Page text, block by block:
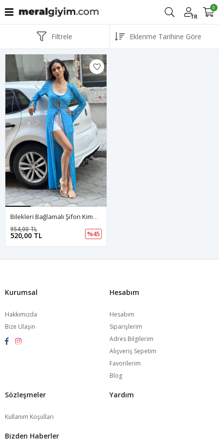
TR
0
Filtrele
Bilekleri Bağlamalı Şifon Kimono-Mavi
520,00 TL
954,00 TL
%45
Kurumsal
Hakkımızda
Bize Ulaşın
Hesabım
Hesabım
Siparişlerim
Adres Bilgilerim
Alışveriş Sepetim
Favorilerim
Blog
Sözleşmeler
Kullanım Koşulları
Yardım
Bizden Haberler